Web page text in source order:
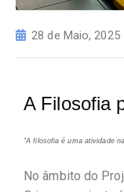
28 de Maio, 2025
A Filosofia
“A filosofia é uma atividade
No âmbito do